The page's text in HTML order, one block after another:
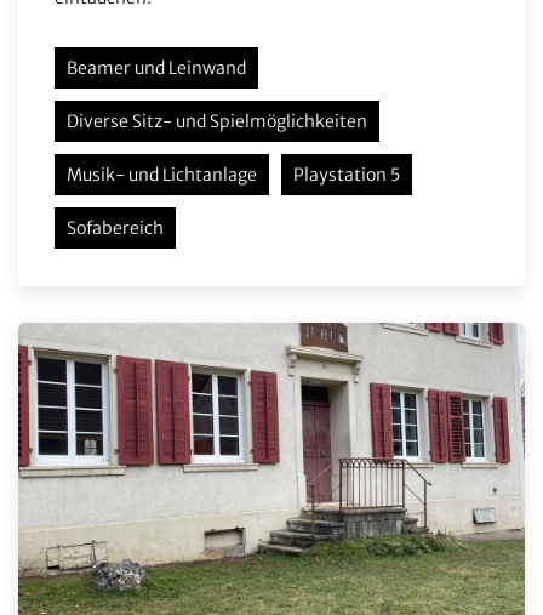
Beamer und Leinwand
Diverse Sitz- und Spielmöglichkeiten
Musik- und Lichtanlage Playstation 5
Sofabereich